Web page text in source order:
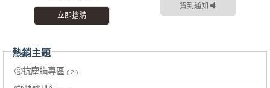
立即搶購
貨到通知
熱銷主題
🤧抗塵蟎專區 ( 2 )